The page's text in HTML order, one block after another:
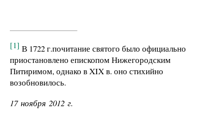
[1] В 1722г.почитание святого было официально
приостановлено епископом Нижегородским
Питиримом, однако в XIXв. оно стихийно
возобновилось.
17 ноября 2012 г.